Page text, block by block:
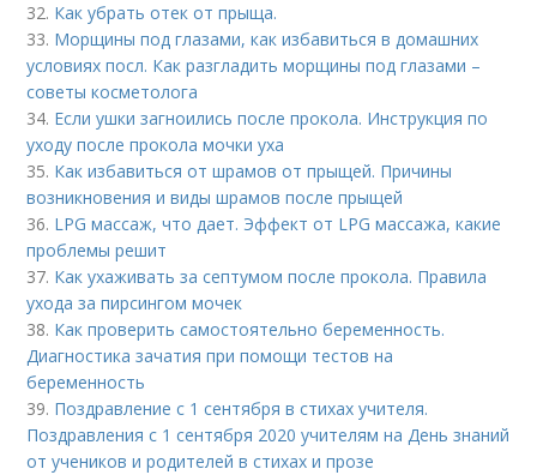
32. Как убрать отек от прыща.
33. Морщины под глазами, как избавиться в домашних
условиях посл. Как разгладить морщины под глазами –
советы косметолога
34. Если ушки загноились после прокола. Инструкция по
уходу после прокола мочки уха
35. Как избавиться от шрамов от прыщей. Причины
возникновения и виды шрамов после прыщей
36. LPG массаж, что дает. Эффект от LPG массажа, какие
проблемы решит
37. Как ухаживать за септумом после прокола. Правила
ухода за пирсингом мочек
38. Как проверить самостоятельно беременность.
Диагностика зачатия при помощи тестов на
беременность
39. Поздравление с 1 сентября в стихах учителя.
Поздравления с 1 сентября 2020 учителям на День знаний
от учеников и родителей в стихах и прозе